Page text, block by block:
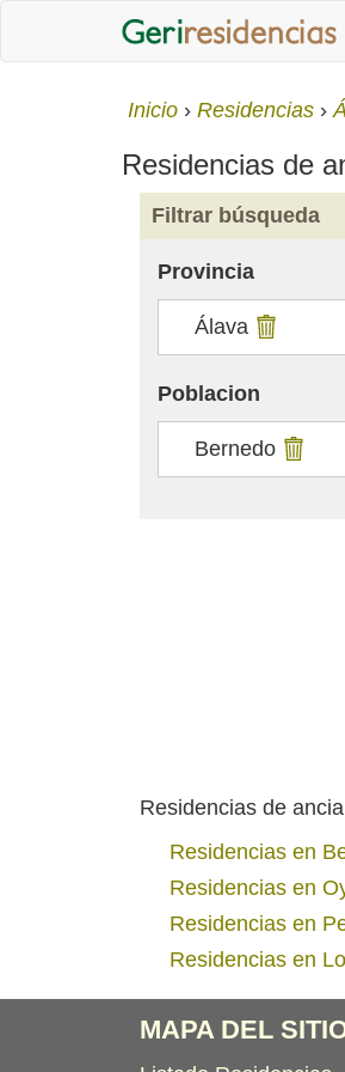
Inicio Residencias
Residencias de
Filtrar búsqueda
Provincia
Álava
Poblacion
Bernedo
Residencias de
Residencias en
Residencias en
Residencias en
Residencias en
MAPA DEL